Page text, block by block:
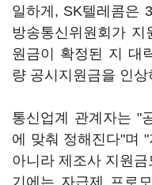
일하게, SK텔레콤은
방송통신위원회가
원금이 확정된 지 대
량 공시지원금을 인
통신업계 관계자는 "
에 맞춰 정해진다"며
아니라 제조사 지원
기에는 자급제 프로